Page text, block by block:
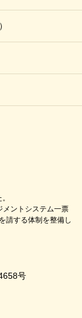
メントシステム一票
請する体制を整備し
号